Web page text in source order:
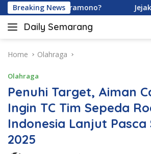
Skip
to
content
Breaking News
dan Ardhito Pramono? Jejak
Daily Semarang
"Semarang
Ini:
Terkini
untuk
Anda"
Home Olahraga
Olahraga
Penuhi Target, Aiman
Ingin TC Tim Sepeda
Indonesia Lanjut Pasca
2025